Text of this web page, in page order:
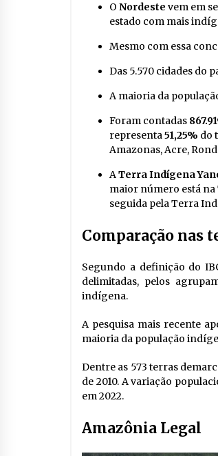
O Nordeste vem em
estado com mais
Mesmo com essa
Das 5.570 cidades do
A maioria da
Foram contadas
representa51,25% do
Amazonas, Acre,
ATerra Indígena
maior número está na
seguida pela Terra
Comparação nas
Segundo a definição do
delimitadas, pelos
indígena.
A pesquisa mais recente
maioria da população
Dentre as 573 terras
de 2010. A variação
em 2022.
Amazônia Legal